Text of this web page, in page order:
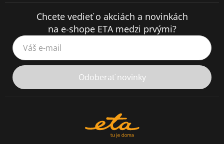
Chcete vedieť o akciách a novinkách
na e-shope ETA medzi prvými?
Váš e-mail
Odoberať novinky